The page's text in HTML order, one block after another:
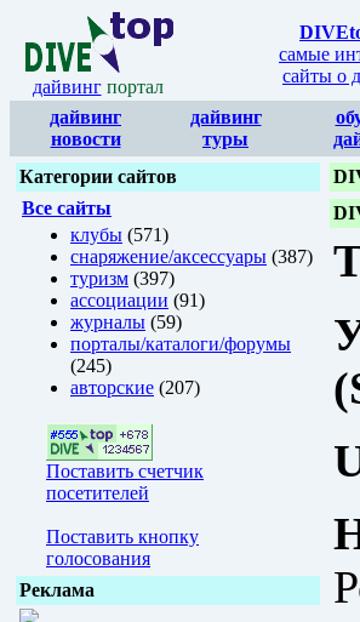
дайвинг портал
самые
сайты о
дайвинг
новости
дайвинг
туры
Категории сайтов
Все сайты
клубы (571)
снаряжение/аксессуары (387)
туризм (397)
ассоциации (91)
журналы (59)
порталы/каталоги/форумы
(245)
авторские (207)
Поставить счетчик
посетителей
Поставить кнопку
голосования
Реклама